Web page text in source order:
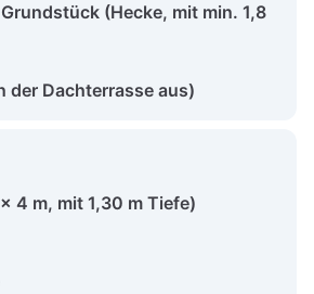
(Hecke, mit min. 1,8
der Dachterrasse aus)
4 m, mit 1,30 m Tiefe)